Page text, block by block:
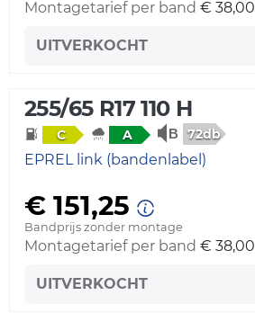
Montagetarief per band € 38,00
UITVERKOCHT
255/65 R17 110 H
C A 72db
EPREL link (bandenlabel)
€ 151,25
Bandprijs zonder montage
Montagetarief per band € 38,00
UITVERKOCHT